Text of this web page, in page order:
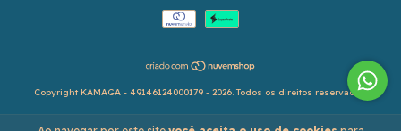
Copyright KAMAGA - 49146124000179 - 2026. Todos os direitos reservados.